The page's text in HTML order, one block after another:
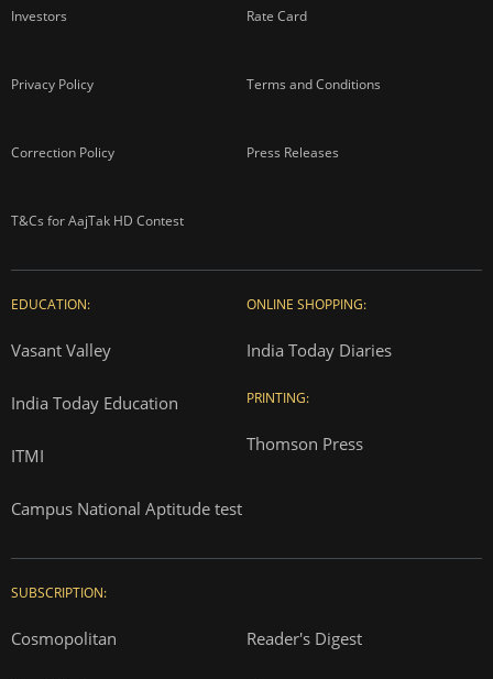
Investors Rate Card
Privacy Policy Terms and Conditions
Correction Policy Press Releases
T&Cs for AajTak HD Contest
EDUCATION:
Vasant Valley
India Today Education
ITMI
Campus National Aptitude test
ONLINE SHOPPING:
India Today Diaries
PRINTING:
Thomson Press
SUBSCRIPTION:
Cosmopolitan Reader's Digest